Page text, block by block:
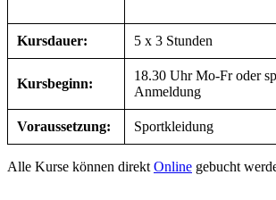
Kursdauer: 5 x 3 Stunden
Kursbeginn:
18.30 Uhr Mo-Fr oder
Anmeldung
Voraussetzung: Sportkleidung
Alle Kurse können direkt Online gebucht